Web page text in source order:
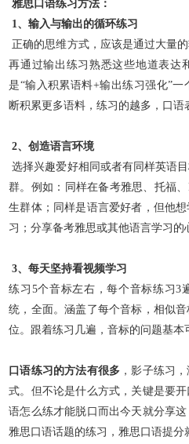
雅思口语练习方法：
1、输入与输出的循环练习
正确的思维方式，应该是通过大量
再通过输出练习熟悉这些地道表达
是“输入积累语料+输出练习强化”一
断积累更多语料，练习的越多，口语
2、创造语言环境
选择兴趣爱好相同或者有同样英语
群。例如：同样在备考雅思、托福
生群体；同样是语言爱好者，但他想
习；分享备考雅思或其他语言学习的
3、每天坚持看视频学习
练习5个音标左右，每个音标练习3
统，全面。涵盖了每个音标，相似
位。跟着练习几遍，音标的问题基本
口语练习的方法有很多 ，影子练习
式。但不论是什么方式，关键是要
语怎么练才能脱口而出今天就分享这
雅思口语话题的练习，雅思口语提分